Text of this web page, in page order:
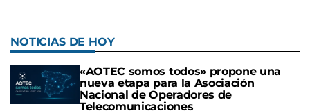
NOTICIAS DE HOY
«AOTEC somos todos» propone una
nueva etapa para la Asociación
Nacional de Operadores de
Telecomunicaciones